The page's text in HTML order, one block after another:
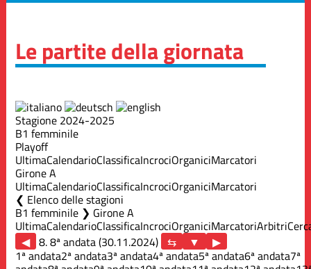
Le partite della giornata
Stagione 2024-2025
B1 femminile
Playoff
UltimaCalendarioClassificaIncrociOrganiciMarcatori
Girone A
UltimaCalendarioClassificaIncrociOrganiciMarcatori
Elenco delle stagioni
B1 femminile ❯ Girone A
UltimaCalendarioClassificaIncrociOrganiciMarcatoriArbitri
◀ 8. 8ª andata (30.11.2024)
▶
1ª andata2ª andata3ª andata4ª andata5ª andata6ª andata7ª